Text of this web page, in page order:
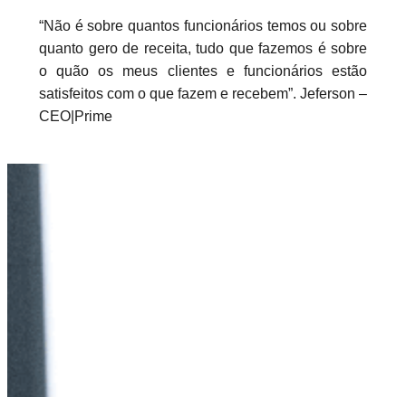
“Não é sobre quantos funcionários temos ou sobre
quanto gero de receita, tudo que fazemos é sobre
o quão os meus clientes e funcionários estão
satisfeitos com o que fazem e recebem”. Jeferson –
CEO|Prime